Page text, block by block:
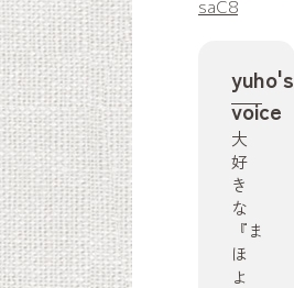
saC8
yuho's
voice
大
好
き
な
『ま
ほ
よ